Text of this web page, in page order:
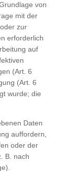
von
mit der
zur
erforderlich
auf
(Art. 6
(Art. 6
wurde; die
Daten
auffordern,
oder der
B. nach